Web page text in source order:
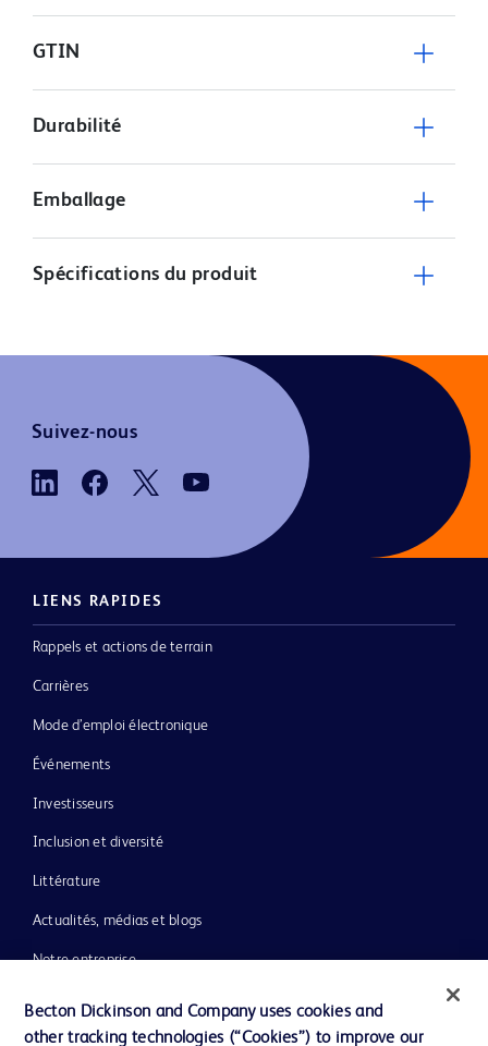
GTIN
Durabilité
Emballage
Spécifications du produit
Suivez-nous
LIENS RAPIDES
Rappels et actions de terrain
Carrières
Mode d’emploi électronique
Événements
Investisseurs
Inclusion et diversité
Littérature
Actualités, médias et blogs
Notre entreprise
Assistance
Becton Dickinson and Company uses cookies and
other tracking technologies (“Cookies”) to improve our